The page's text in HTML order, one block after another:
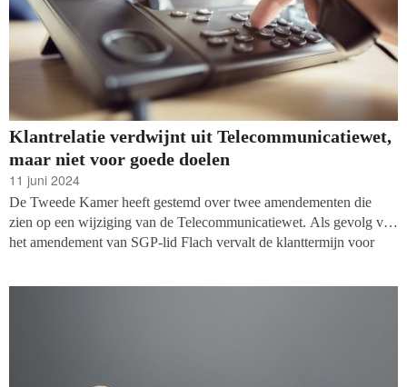
Klantrelatie verdwijnt uit Telecommunicatiewet,
maar niet voor goede doelen
11 juni 2024
De Tweede Kamer heeft gestemd over twee amendementen die
zien op een wijziging van de Telecommunicatiewet. Als gevolg van
het amendement van SGP-lid Flach vervalt de klanttermijn voor